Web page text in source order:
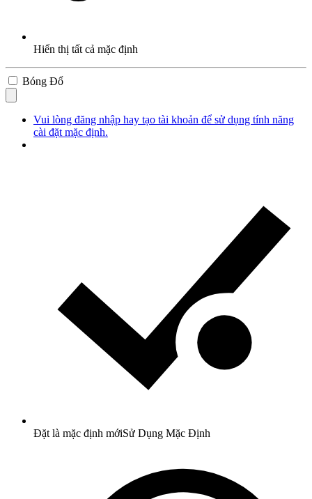
Hiển thị tất cả mặc định
Bóng Đổ
Vui lòng đăng nhập hay tạo tài khoản để sử dụng tính năng
cài đặt mặc định.
Đặt là mặc định mớiSử Dụng Mặc Định